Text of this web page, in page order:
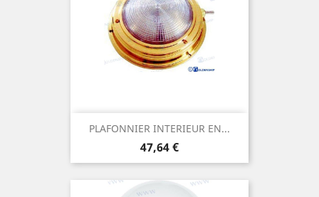
PLAFONNIER INTERIEUR EN...
Prix
47,64 €